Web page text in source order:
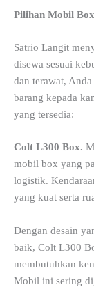
Pilihan Mobil
Satrio Langit
disewa sesuai
dan terawat,
barang kepada
yang tersedia:
Colt L300 Box.
mobil box yang
logistik.
yang kuat serta
Dengan desain
baik, Colt L300
membutuhkan
Mobil ini sering